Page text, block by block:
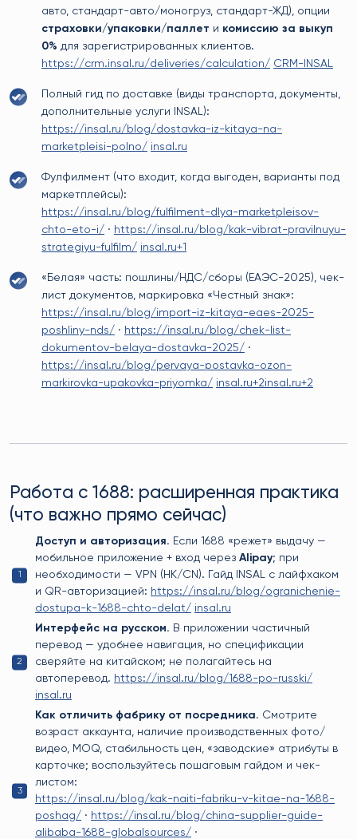
авто, стандарт-авто/моногруз, стандарт-ЖД), опции
страховки/упаковки/паллет и комиссию за выкуп
0% для зарегистрированных клиентов.
https://crm.insal.ru/deliveries/calculation/ CRM-INSAL
Полный гид по доставке (виды транспорта, документы,
дополнительные услуги INSAL):
https://insal.ru/blog/dostavka-iz-kitaya-na-
marketpleisi-polno/ insal.ru
Фулфилмент (что входит, когда выгоден, варианты под
маркетплейсы):
https://insal.ru/blog/fulfilment-dlya-marketpleisov-
chto-eto-i/ · https://insal.ru/blog/kak-vibrat-pravilnuyu-
strategiyu-fulfilm/ insal.ru+1
«Белая» часть: пошлины/НДС/сборы (ЕАЭС-2025), чек-
лист документов, маркировка «Честный знак»:
https://insal.ru/blog/import-iz-kitaya-eaes-2025-
poshliny-nds/ · https://insal.ru/blog/chek-list-
dokumentov-belaya-dostavka-2025/ ·
https://insal.ru/blog/pervaya-postavka-ozon-
markirovka-upakovka-priyomka/ insal.ru+2insal.ru+2
Работа с 1688: расширенная практика
(что важно прямо сейчас)
Доступ и авторизация. Если 1688 «режет» выдачу —
мобильное приложение + вход через Alipay; при
необходимости — VPN (HK/CN). Гайд INSAL с лайфхаком
и QR-авторизацией: https://insal.ru/blog/ogranichenie-
dostupa-k-1688-chto-delat/ insal.ru
Интерфейс на русском. В приложении частичный
перевод — удобнее навигация, но спецификации
сверяйте на китайском; не полагайтесь на
автоперевод. https://insal.ru/blog/1688-po-russki/
insal.ru
Как отличить фабрику от посредника. Смотрите
возраст аккаунта, наличие производственных фото/
видео, MOQ, стабильность цен, «заводские» атрибуты в
карточке; воспользуйтесь пошаговым гайдом и чек-
листом:
https://insal.ru/blog/kak-naiti-fabriku-v-kitae-na-1688-
poshag/ · https://insal.ru/blog/china-supplier-guide-
alibaba-1688-globalsources/ ·